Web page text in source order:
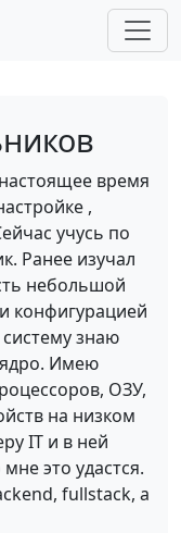
время
,
учусь по
Ранее изучал
небольшой
конфигурацией
знаю
Имею
ОЗУ,
на низком
IT и в ней
это удастся.
fullstack, а